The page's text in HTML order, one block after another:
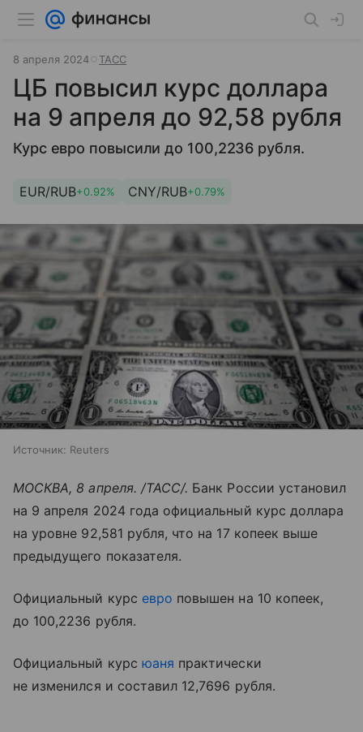
8 апреля 2024 ТАСС
ЦБ повысил курс доллара
на 9 апреля до 92,58 рубля
Курс евро повысили до 100,2236 рубля.
EUR/RUB+0.92% CNY/RUB+0.79%
Источник: Reuters
МОСКВА, 8 апреля. /ТАСС/. Банк России установил
на 9 апреля 2024 года официальный курс доллара
на уровне 92,581 рубля, что на 17 копеек выше
предыдущего показателя.
Официальный курс евро повышен на 10 копеек,
до 100,2236 рубля.
Официальный курс юаня практически
не изменился и составил 12,7696 рубля.